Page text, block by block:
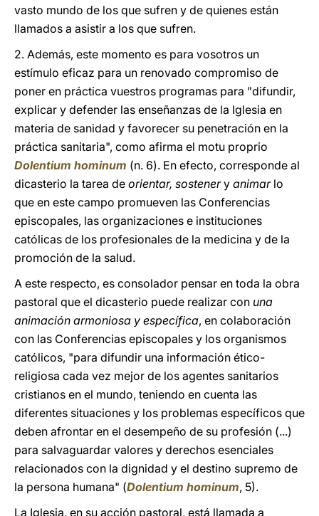
vasto mundo de los que sufren y de quienes están
llamados a asistir a los que sufren.
2. Además, este momento es para vosotros un
estímulo eficaz para un renovado compromiso de
poner en práctica vuestros programas para "difundir,
explicar y defender las enseñanzas de la Iglesia en
materia de sanidad y favorecer su penetración en la
práctica sanitaria", como afirma el motu proprio
Dolentium hominum (n. 6). En efecto, corresponde al
dicasterio la tarea de orientar, sostenery animarlo
que en este campo promueven las Conferencias
episcopales, las organizaciones e instituciones
católicas de los profesionales de la medicina y de la
promoción de la salud.
A este respecto, es consolador pensar en toda la obra
pastoral que el dicasterio puede realizar con una
animación armoniosa y específica, en colaboración
con las Conferencias episcopales y los organismos
católicos, "para difundir una información ético-
religiosa cada vez mejor de los agentes sanitarios
cristianos en el mundo, teniendo en cuenta las
diferentes situaciones y los problemas específicos que
deben afrontar en el desempeño de su profesión (...)
para salvaguardar valores y derechos esenciales
relacionados con la dignidad y el destino supremo de
la persona humana" (Dolentium hominum, 5).
La Iglesia, en su acción pastoral, está llamada a